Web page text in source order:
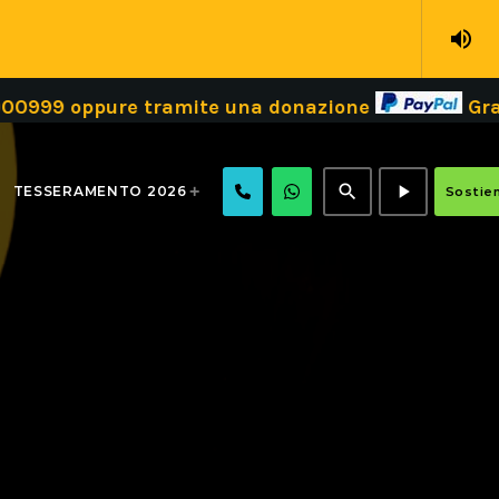
volume_up
oppure tramite una donazione
TESSERAMENTO 2026 search play_arrow